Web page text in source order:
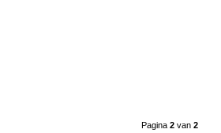
Pagina 2van 2